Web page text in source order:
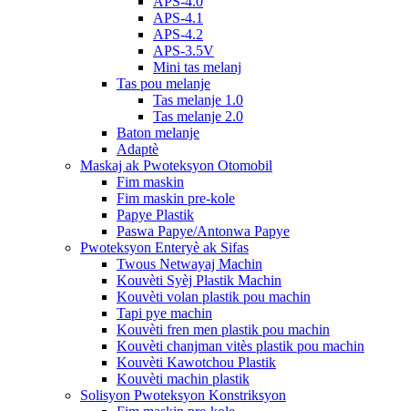
APS-4.1
APS-4.2
APS-3.5V
Mini tas melanj
Tas pou melanje
Tas melanje 1.0
Tas melanje 2.0
Baton melanje
Adaptè
Maskaj ak Pwoteksyon Otomobil
Fim maskin
Fim maskin pre-kole
Papye Plastik
Paswa Papye/Antonwa Papye
Pwoteksyon Enteryè ak Sifas
Twous Netwayaj Machin
Kouvèti Syèj Plastik Machin
Kouvèti volan plastik pou machin
Tapi pye machin
Kouvèti fren men plastik pou machin
Kouvèti chanjman vitès plastik pou machin
Kouvèti Kawotchou Plastik
Kouvèti machin plastik
Solisyon Pwoteksyon Konstriksyon